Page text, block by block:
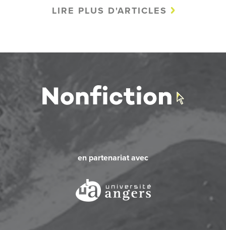
LIRE PLUS D'ARTICLES
en partenariat avec